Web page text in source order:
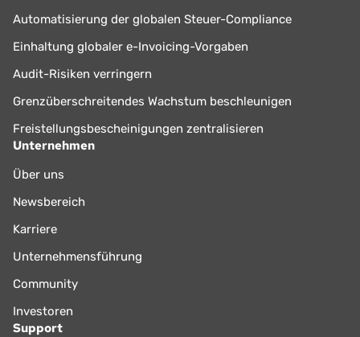
Automatisierung der globalen Steuer-Compliance
Einhaltung globaler e-Invoicing-Vorgaben
Audit-Risiken verringern
Grenzüberschreitendes Wachstum beschleunigen
Freistellungsbescheinigungen zentralisieren
Unternehmen
Über uns
Newsbereich
Karriere
Unternehmensführung
Community
Investoren
Support